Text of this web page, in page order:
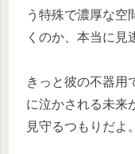
う特殊で濃厚な空
くのか、本当に見
きっと彼の不器用
に泣かされる未来
見守るつもりだよ。